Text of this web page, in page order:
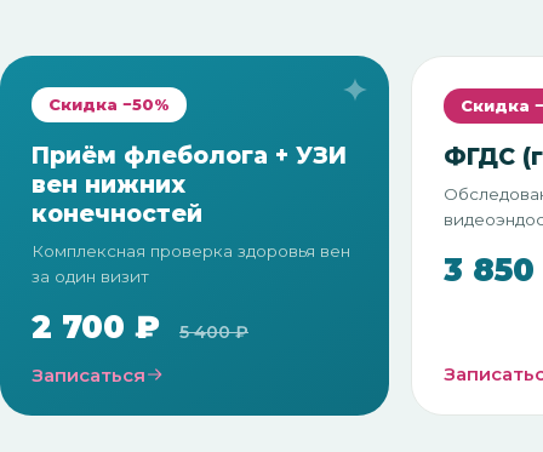
Скидка −50%
Приём флеболога + УЗИ
вен нижних
конечностей
Комплексная проверка здоровья вен
за один визит
2 700 ₽ 5 400 ₽
Записаться
Скидка
ФГДС
3